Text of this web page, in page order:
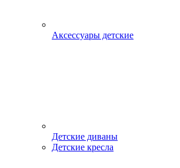
Аксессуары детские
Детские диваны
Детские кресла